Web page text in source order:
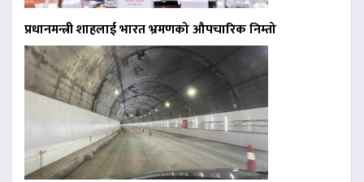
प्रधानमन्त्री शाहलाई भारत भ्रमणको औपचारिक निम्तो